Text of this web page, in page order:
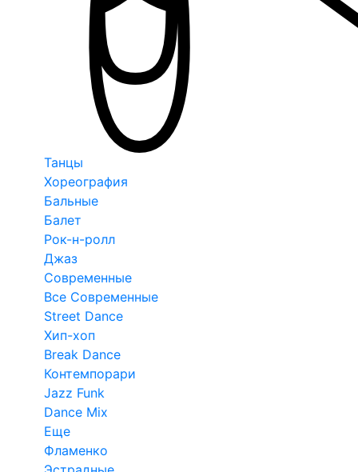
Танцы
Хореография
Бальные
Балет
Рок-н-ролл
Джаз
Современные
Все Современные
Street Dance
Хип-хоп
Break Dance
Контемпорари
Jazz Funk
Dance Mix
Еще
Фламенко